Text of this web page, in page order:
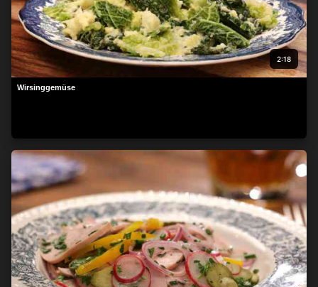
2:18
Wirsinggemüse